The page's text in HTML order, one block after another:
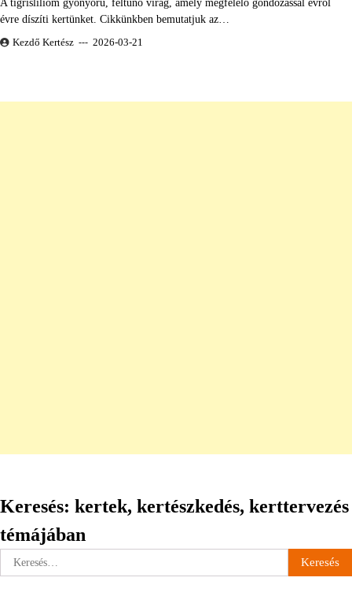
évre díszíti kertünket. Cikkünkben bemutatjuk az…
Kezdő Kertész 2026-03-21
Keresés: kertek, kertészkedés, kerttervezés
témájában
Keresés: